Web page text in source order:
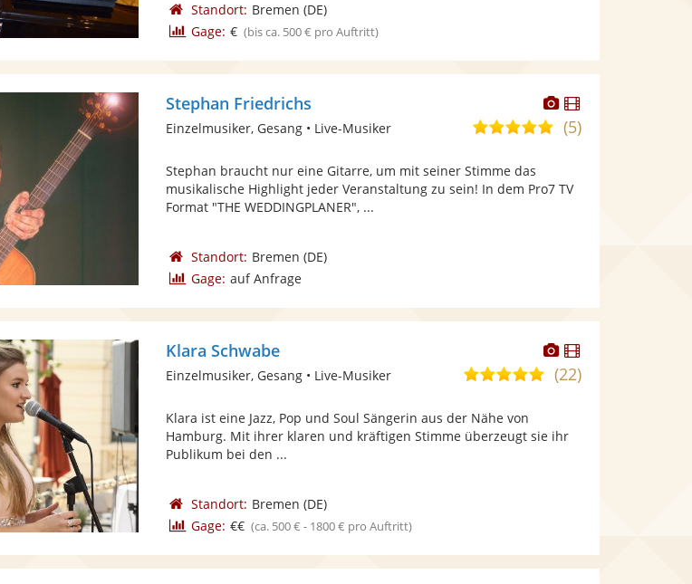
Standort: Bremen (DE)
Gage: € (bis ca. 500 € pro Auftritt)
Dieser
Künstler
stellt
bereit.
Dieser
Künstler
Stephan Friedrichs
5,0
Sternen
(5)
Einzelmusiker, Gesang • Live-Musiker
Stephan braucht nur eine Gitarre, um mit seiner Stimme das
musikalische Highlight jeder Veranstaltung zu sein! In dem Pro7 TV
Format "THE WEDDINGPLANER", ...
Standort: Bremen (DE)
Gage: auf Anfrage
Dieser
Künstler
stellt
Dieser
Künstler
Klara Schwabe
5,0
Sternen
(22)
Einzelmusiker, Gesang • Live-Musiker
Klara ist eine Jazz, Pop und Soul Sängerin aus der Nähe von
Hamburg. Mit ihrer klaren und kräftigen Stimme überzeugt sie ihr
Publikum bei den ...
Standort: Bremen (DE)
Gage: €€ (ca. 500 € - 1800 € pro Auftritt)